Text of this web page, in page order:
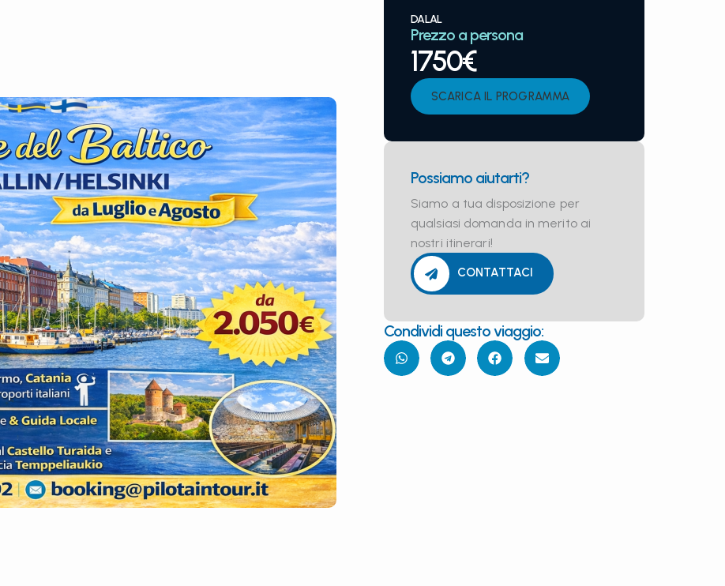
DALAL
Prezzo a persona
1750€
SCARICA IL PROGRAMMA
Possiamo aiutarti?
Siamo a tua disposizione per
qualsiasi domanda in merito ai
nostri itinerari!
CONTATTACI
Condividi questo viaggio: